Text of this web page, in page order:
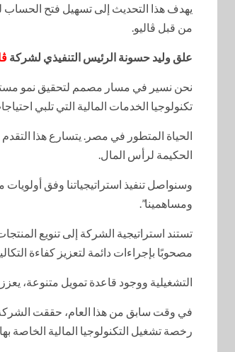
يهدف هذا التحديث إلى تسهيل فتح الحساب
من قبل ڤاليو.
علق وليد حسونة الرئيس التنفيذي لشركة
تكنولوجيا الخدمات المالية التي تلبي
الحياة المتطور في مصر. يتسارع هذا التقدم
الحكيمة لرأس المال.
وسنواصل تنفيذ استراتيجياتنا وفق أولويات
ومساهمينا”.
تستند استراتيجية الشركة إلى تنويع
مصحوبًا بإجراءات دائمة لتعزيز كفاءة
التشغيلية ووجود قاعدة تمويل متنوعة،
في وقت سابق من هذا العام، حققت الشركة
رخصة تشغيل التكنولوجيا المالية الخاصة